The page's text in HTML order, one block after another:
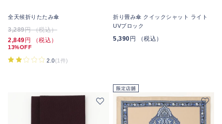
全天候折りたたみ傘
3,289円 （税込）
2,849 円 （税込）
13%OFF
2.0(1件)
折り畳み傘 クイックシャット ライト
UVブロック
5,390 円 （税込）